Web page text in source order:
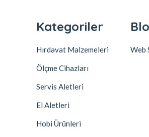
Kategoriler
Hırdavat Malzemeleri
Ölçme Cihazları
Servis Aletleri
El Aletleri
Hobi Ürünleri
Web